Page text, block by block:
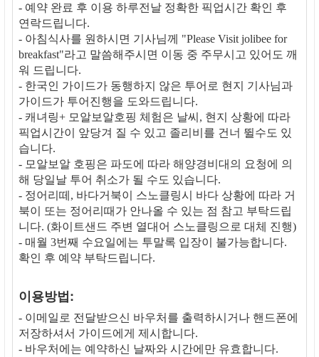
- 예약 완료 후 이용 하루전날 정확한 픽업시간 확인 후
연락드립니다.
- 아침식사를 원하시면 기사님께 "Please Visit jolibee for
breakfast"라고 말씀해주시면 이동 중 주무시고 있어도 깨
워 드립니다.
- 한국인 가이드가 동행하지 않은 투어로 현지 기사님과
가이드가 투어진행을 도와드립니다.
- 캐녀링+ 모알보알호핑 체험은 날씨, 현지 상황에 따라
픽업시간이 앞당겨 질 수 있고 졸리비를 건너 뛸수도 있
습니다.
- 모알보알 호핑은 파도에 따라 해양경비대의 요청에 의
해 당일날 투어 취소가 될 수도 있습니다.
- 정어리떼, 바다거북이 스노클링시 바다 상황에 따라 거
북이 또는 정어리때가 안나올 수 있는 점 참고 부탁드립
니다. (화이트샌드 주변 열대어 스노클링으로 대체 진행)
- 매월 3번째 수요일에는 투말록 입장이 불가능합니다.
확인 후 예약 부탁드립니다.
이용방법:
- 이메일로 전달받으신 바우처를 출력하시거나 핸드폰에
저장하셔서 가이드에게 제시합니다.
- 바우처에는 예약하신 날짜와 시간에만 유효합니다.